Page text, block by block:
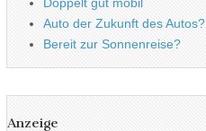
Auto der Zukunft des Autos?
Bereit zur Sonnenreise?
Anzeige